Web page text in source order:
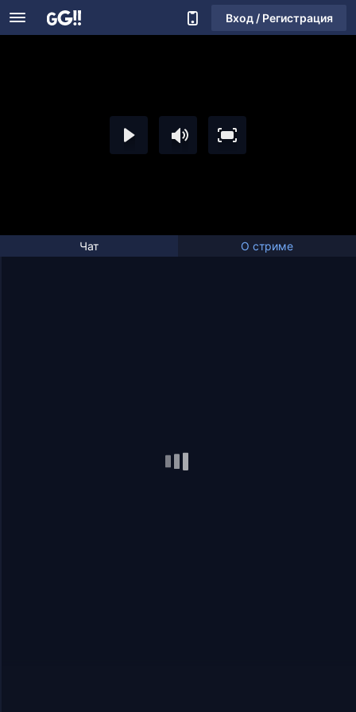
Вход / Регистрация
Чат О стриме